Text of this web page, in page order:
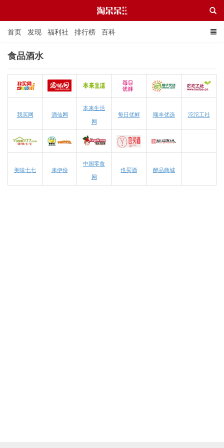
淘呆呆
首页 发现 福利社 排行榜 百科
食品酒水
我买网 酒仙网
本来生活
网
每日优鲜 顺丰优选 沱沱工社
美味七七 来伊份
中国零食
网
也买酒 醉品商城